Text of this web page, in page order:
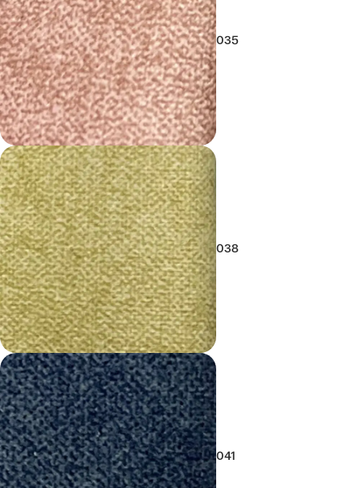
035
038
041